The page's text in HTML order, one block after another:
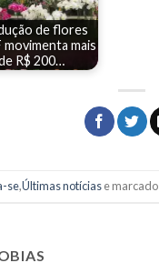
de flores
movimenta mais
R$ 200…
se,Últimas notíciase marcado